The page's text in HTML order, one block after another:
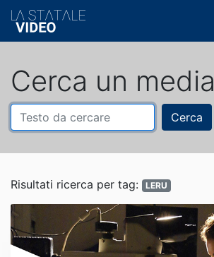
Cerca un media
Cerca
Risultati ricerca per tag: LERU